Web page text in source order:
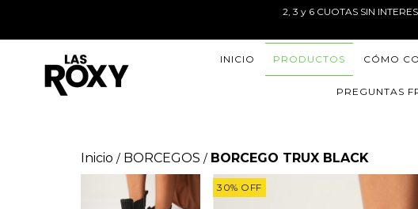
2, 3 y 6 CUOTAS SIN
INICIO PRODUCTOS CÓMO
PREGUNTAS
Inicio / BORCEGOS / BORCEGO TRUX BLACK
30% OFF